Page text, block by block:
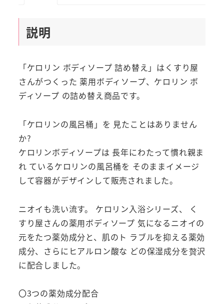
詰
め
替
450ml
く
す
り
屋
ん
が
つ
く
っ
薬
説明
「ケロリン ボディソープ 詰め替え」はくすり屋
さんがつくった 薬用ボディソープ、ケロリン ボ
ディソープ の詰め替え商品です。
「ケロリンの風呂桶」を 見たことはありません
か?
ケロリンボディソープは 長年にわたって慣れ親ま
れ ているケロリンの風呂桶を そのままイメージ
して容器がデザインして販売されました。
ニオイも洗い流す。 ケロリン入浴シリーズ、 く
すり屋さんの薬用ボディソープ 気になるニオイの
元をたつ薬効成分と、肌のト ラブルを抑える薬効
成分、さらにヒアルロン酸な どの保湿成分を贅沢
に配合しました。
〇3つの薬効成分配合